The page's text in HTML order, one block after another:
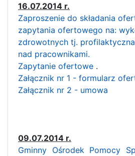
16.07.2014 r.
Zaproszenie do składania
zapytania ofertowego na:
zdrowotnych tj.
nad pracownikami.
Zapytanie ofertowe .
Załącznik nr 1 - formularz
Załącznik nr 2 - umowa
09.07.2014 r.
Gminny Ośrodek Pomocy